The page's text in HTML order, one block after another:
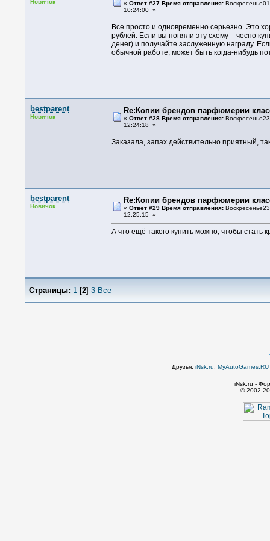
Новичок « Ответ #27 Время отправления:
10:24:00 »
Все просто и одновременно серьезно. Это
рублей. Если вы поняли эту схему – чесно
денег) и получайте заслуженную награду.
обычной работе, может быть когда-нибудь
bestparent
Новичок
Re:Копии брендов парфюмерии
« Ответ #28 Время отправления:
12:24:18 »
Заказала, запах действительно приятный,
bestparent
Новичок
Re:Копии брендов парфюмерии
« Ответ #29 Время отправления:
12:25:15 »
А что ещё такого купить можно, чтобы стать
Страницы: 1[2] 3 Все
Друзья: iNsk.ru
iNsk.ru -
© 2002-